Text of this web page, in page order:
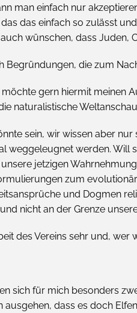
man einfach nur
das einfach so zulässt
wünschen, dass Juden,
Begründungen, die zum
gern hiermit meinen
naturalistische
sein, wir wissen aber
weggeleugnet werden. Will
jetzigen
zum
und Dogmen
nicht an der Grenze
des Vereins sehr und,
sich für mich besonders
ausgehen, dass es doch